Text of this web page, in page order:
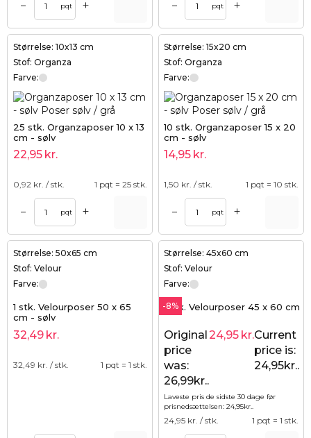
– pqt + – pqt +
Størrelse: 10x13 cm
Stof: Organza
Farve:
25 stk. Organzaposer 10 x 13
cm - sølv
22,95 kr.
0,92 kr. / stk. 1 pqt = 25 stk.
– pqt +
Størrelse: 15x20 cm
Stof: Organza
Farve:
10 stk. Organzaposer 15 x 20
cm - sølv
14,95 kr.
1,50 kr. / stk. 1 pqt = 10 stk.
– pqt +
Størrelse: 50x65 cm
Stof: Velour
Farve:
1 stk. Velourposer 50 x 65
cm - sølv
32,49 kr.
32,49 kr. / stk. 1 pqt = 1 stk.
Størrelse: 45x60 cm
Stof: Velour
Farve:
-8%
1 stk. Velourposer 45 x 60 cm -
Original
price
was:
26,99kr..
24,95 kr.Current
price is:
24,95kr..
Laveste pris de sidste 30 dage før
prisnedsættelsen:24,95kr.
24,95 kr. / stk. 1 pqt = 1 stk.